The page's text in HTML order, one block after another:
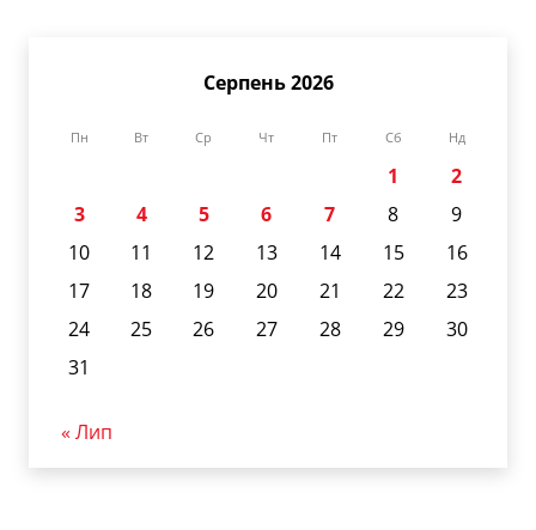
Серпень 2026
Пн Вт Ср Чт Пт Сб Нд
1
2
3
4 5 6 7 8
9
10
11 12 13 14 15
16
17
18 19 20 21 22
23
24
25 26 27 28 29
30
31
« Лип